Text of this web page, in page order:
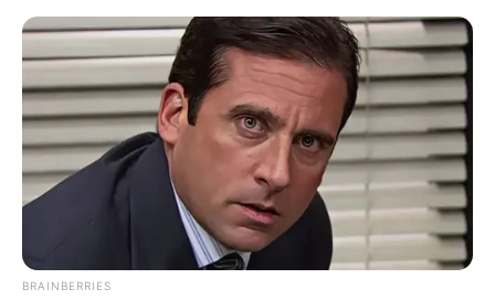
BRAINBERRIES